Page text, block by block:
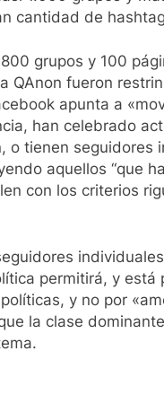
cantidad de
grupos y 100
QAnon fueron
apunta a
han celebrado
o tienen seguidores
aquellos “que
con los criterios
permitirá, y está
y no por
la clase